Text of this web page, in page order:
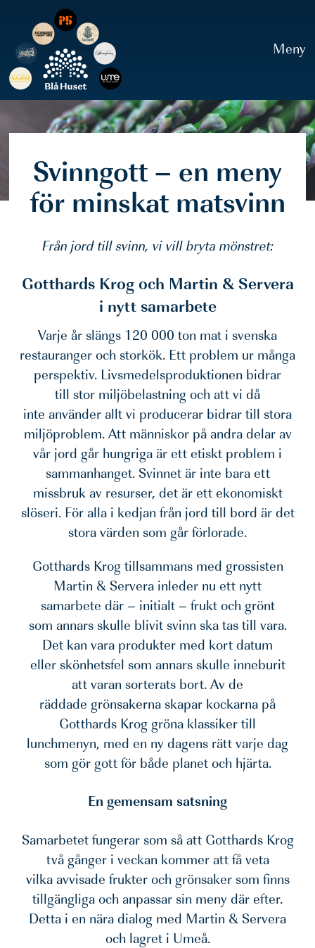
Meny
Svinngott – en meny
för minskat matsvinn
Från jord till svinn, vi vill bryta mönstret:
Gotthards Krog och Martin & Servera
i nytt samarbete
Varje år slängs 120 000 ton mat i svenska
restauranger och storkök. Ett problem ur många
perspektiv. Livsmedelsproduktionen bidrar
till stor miljöbelastning och att vi då
inte använder allt vi producerar bidrar till stora
miljöproblem. Att människor på andra delar av
vår jord går hungriga är ett etiskt problem i
sammanhanget. Svinnet är inte bara ett
missbruk av resurser, det är ett ekonomiskt
slöseri. För alla i kedjan från jord till bord är det
stora värden som går förlorade.
Gotthards Krog tillsammans med grossisten
Martin & Servera inleder nu ett nytt
samarbete där – initialt – frukt och grönt
som annars skulle blivit svinn ska tas till vara.
Det kan vara produkter med kort datum
eller skönhetsfel som annars skulle inneburit
att varan sorterats bort. Av de
räddade grönsakerna skapar kockarna på
Gotthards Krog gröna klassiker till
lunchmenyn, med en ny dagens rätt varje dag
som gör gott för både planet och hjärta.
En gemensam satsning
Samarbetet fungerar som så att Gotthards Krog
två gånger i veckan kommer att få veta
vilka avvisade frukter och grönsaker som finns
tillgängliga och anpassar sin meny där efter.
Detta i en nära dialog med Martin & Servera
och lagret i Umeå.